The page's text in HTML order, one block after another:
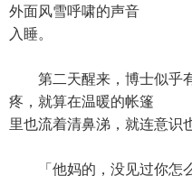
外面风雪呼啸的声音
入睡。
第二天醒来，博士似乎
疼，就算在温暖的帐篷
里也流着清鼻涕，就连意识
「他妈的，没见过你怎么